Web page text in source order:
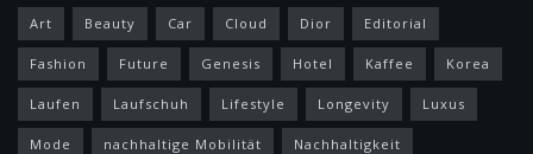
Art Beauty Car Cloud Dior Editorial
Fashion Future Genesis Hotel Kaffee Korea
Laufen Laufschuh Lifestyle Longevity Luxus
Mode nachhaltige Mobilität Nachhaltigkeit